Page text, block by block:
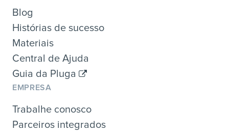
Blog
Histórias de sucesso
Materiais
Central de Ajuda
Guia da Pluga
EMPRESA
Trabalhe conosco
Parceiros integrados